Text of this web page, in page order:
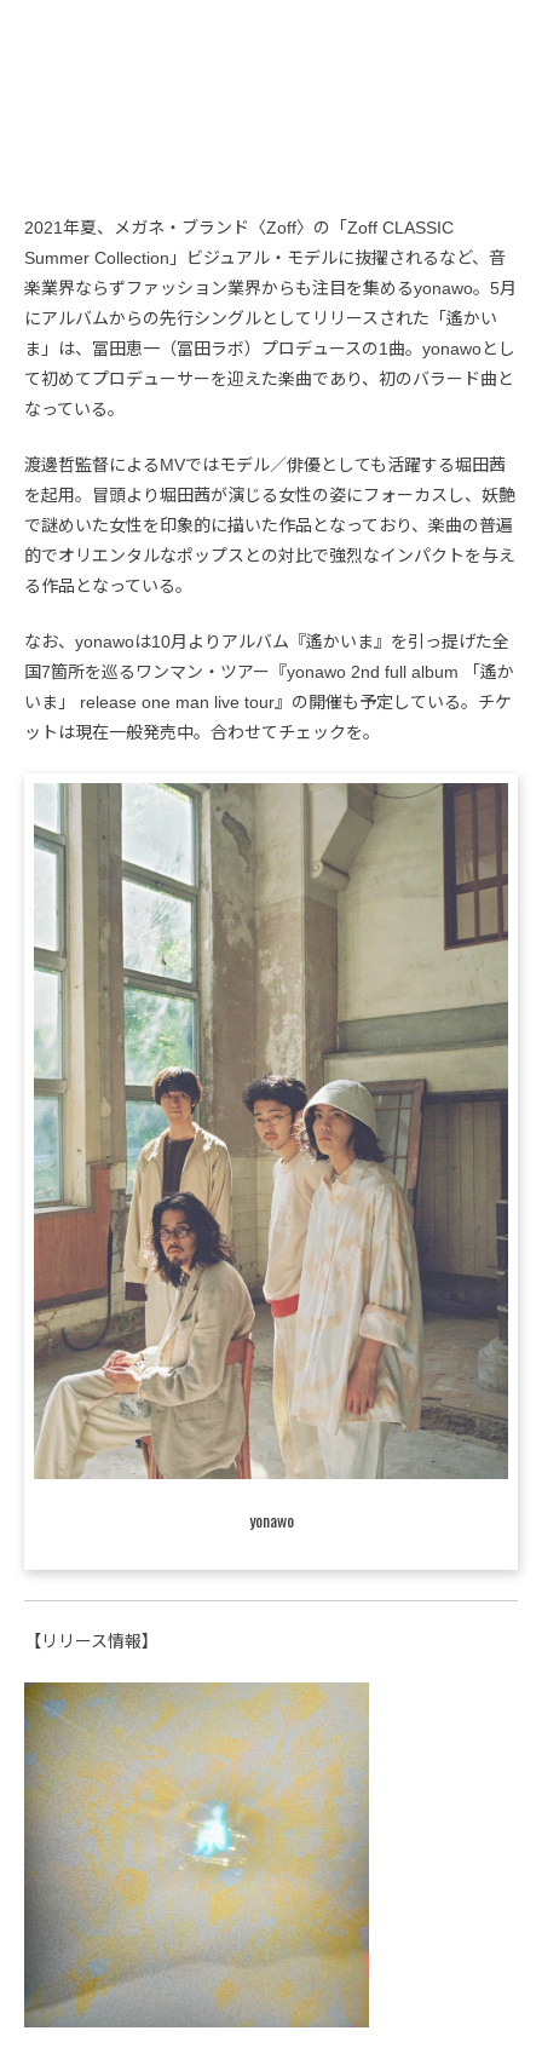
2021年夏、メガネ・ブランド〈Zoff〉の「Zoff CLASSIC
Summer Collection」ビジュアル・モデルに抜擢されるなど、音
楽業界ならずファッション業界からも注目を集めるyonawo。5月
にアルバムからの先行シングルとしてリリースされた「遙かい
ま」は、冨田恵一（冨田ラボ）プロデュースの1曲。yonawoとし
て初めてプロデューサーを迎えた楽曲であり、初のバラード曲と
なっている。
渡邊哲監督によるMVではモデル／俳優としても活躍する堀田茜
を起用。冒頭より堀田茜が演じる女性の姿にフォーカスし、妖艶
で謎めいた女性を印象的に描いた作品となっており、楽曲の普遍
的でオリエンタルなポップスとの対比で強烈なインパクトを与え
る作品となっている。
なお、yonawoは10月よりアルバム『遙かいま』を引っ提げた全
国7箇所を巡るワンマン・ツアー『yonawo 2nd full album 「遙か
いま」 release one man live tour』の開催も予定している。チケ
ットは現在一般発売中。合わせてチェックを。
yonawo
【リリース情報】